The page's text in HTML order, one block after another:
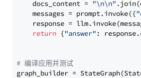
    docs_content =
"\n\n"
    messages = prompt.invoke({
response =
return {"answer" :
# 编译应用并测试
graph_builder =